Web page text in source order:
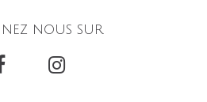
nous sur